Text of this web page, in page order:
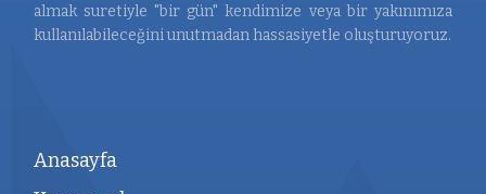
almak suretiyle "bir gün" kendimize veya bir yakınımıza
kullanılabileceğini unutmadan hassasiyetle oluşturuyoruz.
Anasayfa